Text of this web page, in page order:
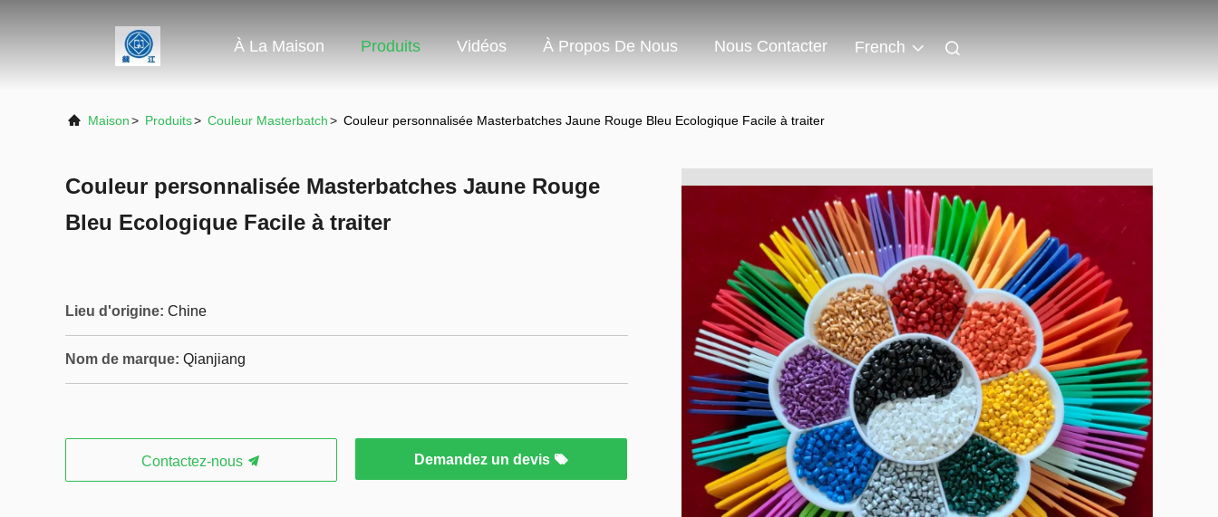
À La Maison Produits Vidéos À Propos De Nous Nous Contacter French
Maison> Produits> Couleur Masterbatch> Couleur personnalisée Masterbatches Jaune Rouge Bleu Ecologique Facile à traiter
Couleur personnalisée Masterbatches Jaune Rouge
Bleu Ecologique Facile à traiter
Lieu d'origine: Chine
Nom de marque: Qianjiang
Contactez-nous Demandez un devis